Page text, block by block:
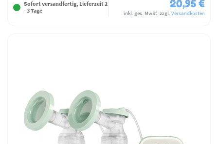
Sofort versandfertig, Lieferzeit 2
- 3 Tage
20,95 €
inkl. ges. MwSt. zzgl. Versandkosten